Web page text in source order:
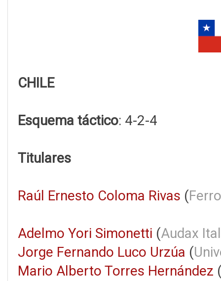
CHILE
Esquema táctico: 4-2-4
Titulares
Raúl Ernesto Coloma Rivas (
Adelmo Yori Simonetti (Audax
Jorge Fernando Luco Urzúa (
Mario Alberto Torres Hernández